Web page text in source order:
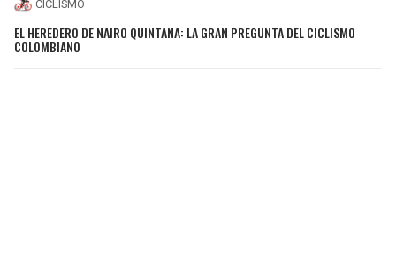
CICLISMO
EL HEREDERO DE NAIRO QUINTANA: LA GRAN PREGUNTA DEL CICLISMO
COLOMBIANO